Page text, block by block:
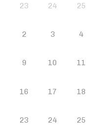
23 24 25
2 3 4
9 10 11
16 17 18
23 24 25